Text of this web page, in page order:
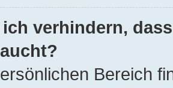
verhindern,
Bereich